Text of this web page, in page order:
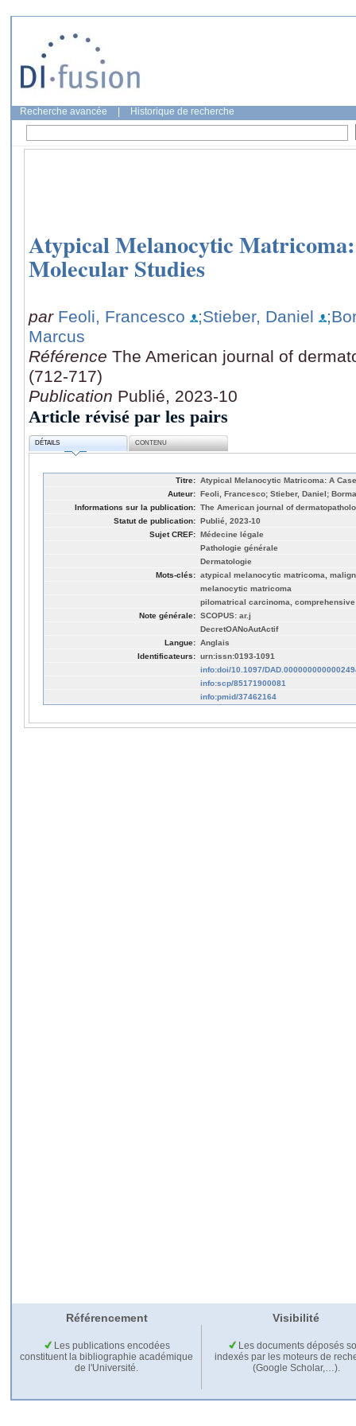
Recherche avancée Historique de recherche
Atypical Melanocytic
Molecular Studies
par Feoli, Francesco ;Stieber, Daniel
Marcus
Référence The American journal of
(712-717)
Publication Publié, 2023-10
Article révisé par les pairs
DÉTAILS CONTENU
Titre: Atypical Melanocytic Matricoma: A
Auteur: Feoli, Francesco; Stieber, Daniel;
Informations sur la publication: The American journal of
Statut de publication: Publié, 2023-10
Sujet CREF: Médecine légale
Pathologie générale
Dermatologie
Mots-clés: atypical melanocytic matricoma,
melanocytic matricoma
pilomatrical carcinoma,
Note générale: SCOPUS: ar.j
DecretOANoAutActif
Langue: Anglais
Identificateurs: urn:issn:0193-1091
info:doi/10.1097/
info:scp/85171900081
info:pmid/37462164
Référencement Visibilité
Les publications encodées
constituent la bibliographie académique
de l'Université.
Les documents déposés
indexés par les moteurs de
(Google Scholar,…).